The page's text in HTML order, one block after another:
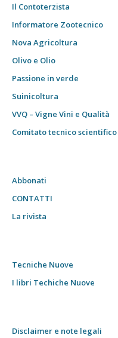
Il Contoterzista
Informatore Zootecnico
Nova Agricoltura
Olivo e Olio
Passione in verde
Suinicoltura
VVQ – Vigne Vini e Qualità
Comitato tecnico scientifico
Abbonati
CONTATTI
La rivista
Tecniche Nuove
I libri Techiche Nuove
Disclaimer e note legali